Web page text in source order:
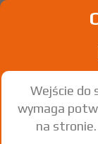
Wejście do
wymaga
na stronie.